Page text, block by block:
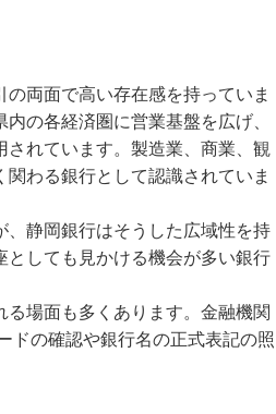
両面で高い存在感を持っていま
の各経済圏に営業基盤を広げ、
れています。製造業、商業、観
わる銀行として認識されていま
静岡銀行はそうした広域性を持
しても見かける機会が多い銀行
場面も多くあります。金融機関
ドの確認や銀行名の正式表記の照